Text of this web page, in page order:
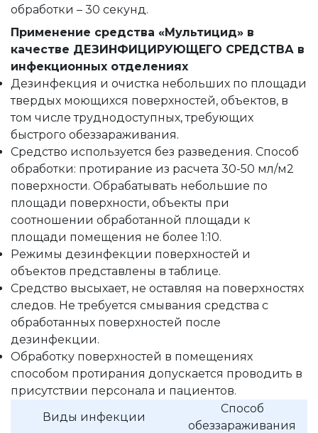
обработки – 30 секунд.
Применение средства «Мультицид» в
качестве ДЕЗИНФИЦИРУЮЩЕГО СРЕДСТВА в
инфекционных отделениях
Дезинфекция и очистка небольших по площади
твердых моющихся поверхностей, объектов, в
том числе труднодоступных, требующих
быстрого обеззараживания.
Средство используется без разведения. Способ
обработки: протирание из расчета 30-50 мл/м2
поверхности. Обрабатывать небольшие по
площади поверхности, объекты при
соотношении обработанной площади к
площади помещения не более 1:10.
Режимы дезинфекции поверхностей и
объектов представлены в таблице.
Средство высыхает, не оставляя на поверхностях
следов. Не требуется смывания средства с
обработанных поверхностей после
дезинфекции.
Обработку поверхностей в помещениях
способом протирания допускается проводить в
присутствии персонала и пациентов.
Виды инфекции
Способ
обеззараживания